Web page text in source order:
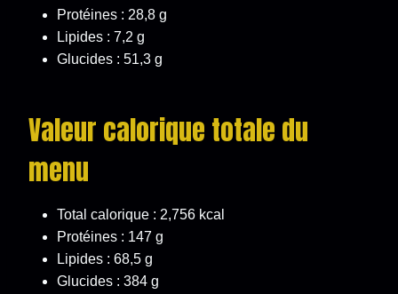
Protéines : 28,8 g
Lipides : 7,2 g
Glucides : 51,3 g
Valeur calorique totale du
menu
Total calorique : 2,756 kcal
Protéines : 147 g
Lipides : 68,5 g
Glucides : 384 g